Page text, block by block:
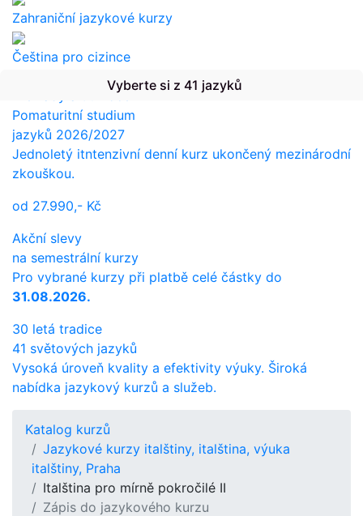
Zahraniční jazykové kurzy
Čeština pro cizince
Překlady a tlumočení
Vyberte si z 41 jazyků
Pomaturitní studium
jazyků 2026/2027
Jednoletý itntenzivní denní kurz ukončený mezinárodní
zkouškou.
od 27.990,- Kč
Akční slevy
na semestrální kurzy
Pro vybrané kurzy při platbě celé částky do
31.08.2026.
30 letá tradice
41 světových jazyků
Vysoká úroveň kvality a efektivity výuky. Široká
nabídka jazykový kurzů a služeb.
Katalog kurzů
Jazykové kurzy italštiny, italština, výuka
italštiny, Praha
Italština pro mírně pokročilé II
Zápis do jazykového kurzu